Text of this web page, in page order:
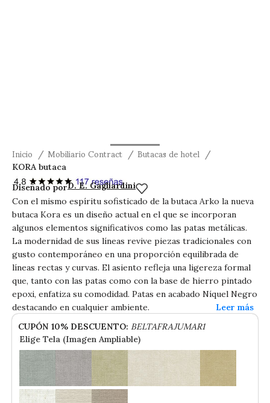
Inicio Mobiliario Contract Butacas de hotel
KORA butaca
KORA butaca
Diseñado porD. E. Gagliardini
Con el mismo espíritu sofisticado de la butaca Arko la nueva
butaca Kora es un diseño actual en el que se incorporan
algunos elementos significativos como las patas metálicas.
La modernidad de sus líneas revive piezas tradicionales con
gusto contemporáneo en una proporción equilibrada de
líneas rectas y curvas. El asiento refleja una ligereza formal
que, tanto con las patas como con la base de hierro pintado
epoxi, enfatiza su comodidad. Patas en acabado Níquel Negro
destacando en cualquier ambiente.
CUPÓN 10% DESCUENTO: BELTAFRAJUMAR1
Elige Tela (Imagen Ampliable)